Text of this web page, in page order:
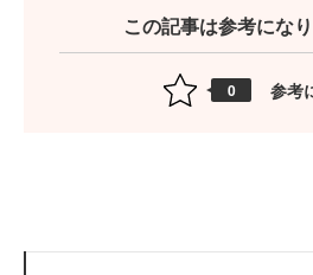
この記事は参考にな
0 参考